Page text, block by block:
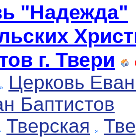
"Надежда"
г. Твери
Церковь
Баптистов
Тверская